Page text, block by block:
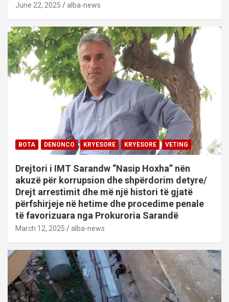
June 22, 2025 alba-news
BOTA DENONCO KRYESORE KRYESORE VETING
Drejtori i IMT Sarandw “Nasip Hoxha” nën
akuzë për korrupsion dhe shpërdorim detyre/
Drejt arrestimit dhe më një histori të gjatë
përfshirjeje në hetime dhe procedime penale
të favorizuara nga Prokuroria Sarandë
March 12, 2025 alba-news